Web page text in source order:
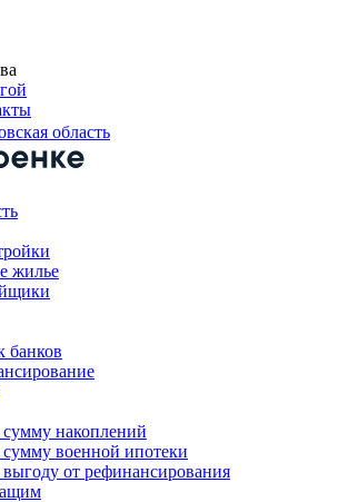
область
жилье
банков
сумму накоплений
сумму военной ипотеки
выгоду от рефинансирования